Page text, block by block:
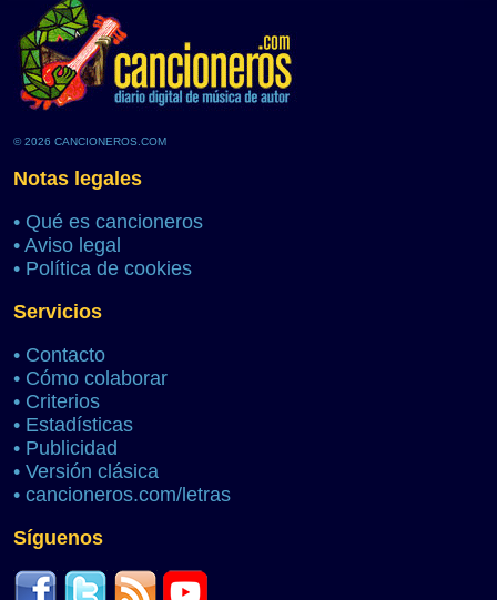
© 2026 CANCIONEROS.COM
Notas legales
• Qué es cancioneros
• Aviso legal
• Política de cookies
Servicios
• Contacto
• Cómo colaborar
• Criterios
• Estadísticas
• Publicidad
• Versión clásica
• cancioneros.com/letras
Síguenos